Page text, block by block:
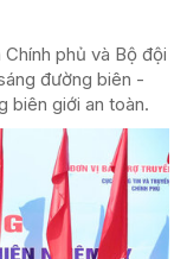
phủ và Bộ đội
đường biên -
biên giới an toàn.